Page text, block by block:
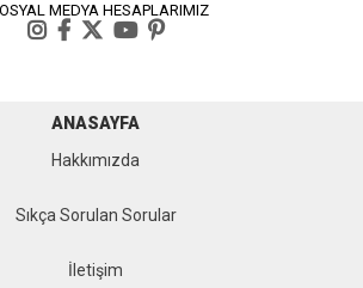
MEDYA HESAPLARIMIZ
ANASAYFA
Hakkımızda
Sıkça Sorulan Sorular
İletişim